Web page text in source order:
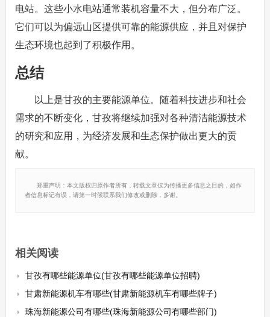
电站。这些小水电站通常装机容量不大，但分布广泛。
它们可以为偏远山区提供可靠的能源供应，并且对保护
生态环境也起到了积极作用。
总结
以上是甘孜的主要能源单位。随着科技进步和社会
需求的不断变化，甘孜将继续加强对各种清洁能源技术
的研究和应用，为经济发展和生态保护做出更大的贡
献。
郑重声明：本文版权归原作者所有，转载文章仅为传播更多信息之目的，如作
者信息标记有误，请第一时候联系我们修改或删除，多谢。
相关阅读
甘孜有哪些能源单位(甘孜有哪些能源单位招聘)
甘肃新能源机车有哪些(甘肃新能源机车有哪些牌子)
珠海新能源公司有哪些(珠海新能源公司有哪些部门)